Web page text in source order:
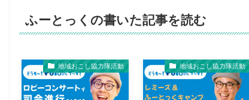
ふーとっくの書いた記事を読む
地域おこし協力隊活動 地域おこし協力隊活動